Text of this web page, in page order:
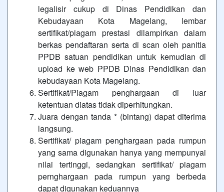
legalisir cukup di Dinas Pendidikan dan
Kebudayaan Kota Magelang, lembar
sertifikat/piagam prestasi dilampirkan dalam
berkas pendaftaran serta di scan oleh panitia
PPDB satuan pendidikan untuk kemudian di
upload ke web PPDB Dinas Pendidikan dan
kebudayaan Kota Magelang.
Sertifikat/Piagam penghargaan di luar
ketentuan diatas tidak diperhitungkan.
Juara dengan tanda * (bintang) dapat diterima
langsung.
Sertifikat/ piagam penghargaan pada rumpun
yang sama digunakan hanya yang mempunyai
nilai tertinggi, sedangkan sertifikat/ piagam
pernghargaan pada rumpun yang berbeda
dapat digunakan keduannya